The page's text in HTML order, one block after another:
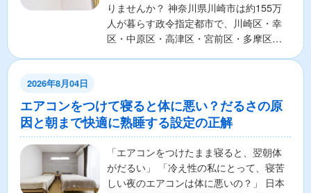
りませんか？ 神奈川県川崎市は約155万
人が暮らす政令指定都市で、川崎区・幸
区・中原区・高津区・宮前区・多摩区・
2026年8月04日
エアコンをつけて寝ると体に悪い？だるさの原
因と朝まで快適に熟睡する設定の正解
「エアコンをつけたまま寝ると、翌朝体
がだるい」 「冷え性の私にとって、寝苦
しい夜のエアコンは体に悪いの？」 日本